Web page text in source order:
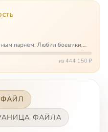
парнем. Любил боевики,
не дурак поиграть в комп,
А потом, будучи
из 444 150 ₽
ФАЙЛА